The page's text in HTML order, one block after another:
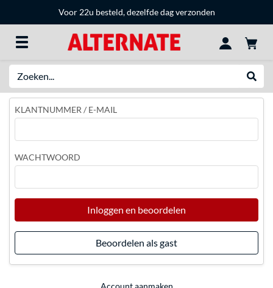
Voor 22u besteld, dezelfde dag verzonden
KLANTNUMMER / E-MAIL
WACHTWOORD
Inloggen en beoordelen
Beoordelen als gast